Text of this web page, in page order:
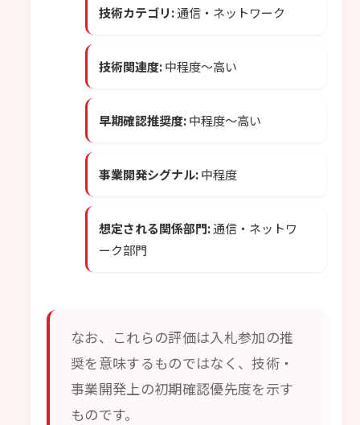
技術カテゴリ:通信・ネットワーク
技術関連度:中程度〜高い
早期確認推奨度:中程度〜高い
事業開発シグナル:中程度
想定される関係部門:通信・ネットワ
ーク部門
なお、これらの評価は入札参加の推
奨を意味するものではなく、技術・
事業開発上の初期確認優先度を示す
ものです。